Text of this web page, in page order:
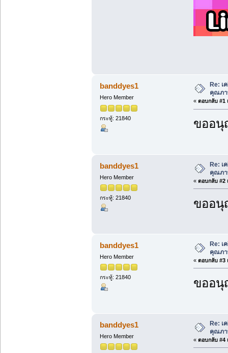
banddyes1
Hero Member
กระทู้: 21840
Re: เ
คุณภา
« ตอบกลับ #1
ขออนุ
banddyes1
Hero Member
กระทู้: 21840
Re: เ
คุณภา
« ตอบกลับ #2
ขออนุ
banddyes1
Hero Member
กระทู้: 21840
Re: เ
คุณภา
« ตอบกลับ #3
ขออนุ
banddyes1
Hero Member
Re: เ
คุณภา
« ตอบกลับ #4